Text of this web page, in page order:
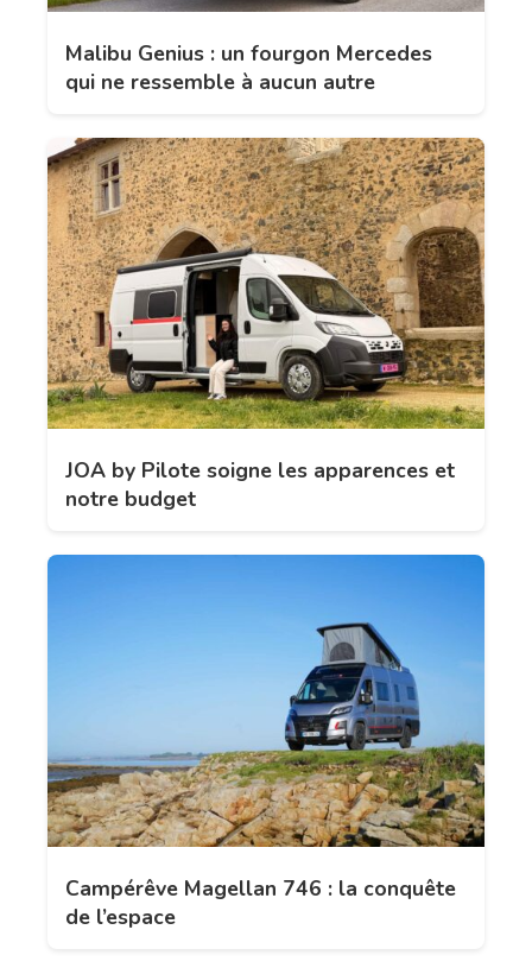
Malibu Genius : un fourgon Mercedes
qui ne ressemble à aucun autre
JOA by Pilote soigne les apparences et
notre budget
Campérêve Magellan 746 : la conquête
de l’espace